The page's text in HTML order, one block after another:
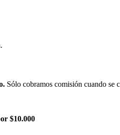
Sólo cobramos comisión cuando se
$10.000